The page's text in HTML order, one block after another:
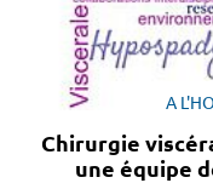
A
Chirurgie
une équipe